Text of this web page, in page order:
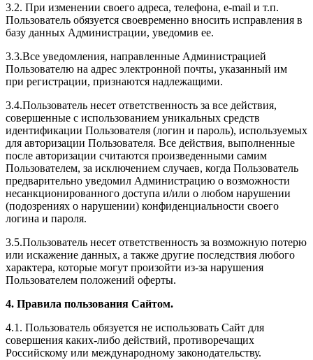
3.2. При изменении своего адреса, телефона, e-mail и т.п.
Пользователь обязуется своевременно вносить исправления в
базу данных Администрации, уведомив ее.
3.3.Все уведомления, направленные Администрацией
Пользователю на адрес электронной почты, указанный им
при регистрации, признаются надлежащими.
3.4.Пользователь несет ответственность за все действия,
совершенные с использованием уникальных средств
идентификации Пользователя (логин и пароль), используемых
для авторизации Пользователя. Все действия, выполненные
после авторизации считаются произведенными самим
Пользователем, за исключением случаев, когда Пользователь
предварительно уведомил Администрацию о возможности
несанкционированного доступа и/или о любом нарушении
(подозрениях о нарушении) конфиденциальности своего
логина и пароля.
3.5.Пользователь несет ответственность за возможную потерю
или искажение данных, а также другие последствия любого
характера, которые могут произойти из-за нарушения
Пользователем положений оферты.
4. Правила пользования Сайтом.
4.1. Пользователь обязуется не использовать Сайт для
совершения каких-либо действий, противоречащих
Российскому или международному законодательству.